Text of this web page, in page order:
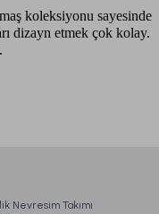
koleksiyonu sayesinde
dizayn etmek çok kolay.
Nevresim Takımı